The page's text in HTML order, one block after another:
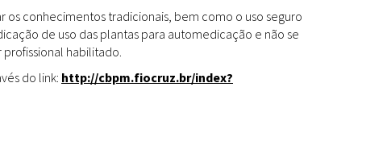
Fitoterápicos
os conhecimentos tradicionais, bem como o uso seguro
de uso das plantas para automedicação e não se
habilitado.
do link: http://cbpm.fiocruz.br/index?